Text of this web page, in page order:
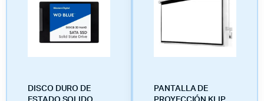
DISCO DURO DE
PANTALLA DE